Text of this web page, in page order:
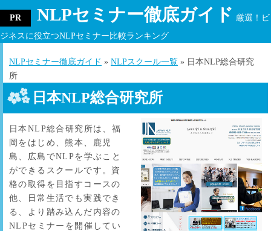
NLPセミナー徹底ガイド 厳選！ビ
ジネスに役立つNLPセミナー比較ランキング
NLPセミナー徹底ガイド » NLPスクール一覧 » 日本NLP総合研究
所
日本NLP総合研究所
日本NLP総合研究所は、福
岡をはじめ、熊本、鹿児
島、広島でNLPを学ぶこと
ができるスクールです。資
格の取得を目指すコースの
他、日常生活でも実践でき
る、より踏み込んだ内容の
NLPセミナーを開催してい